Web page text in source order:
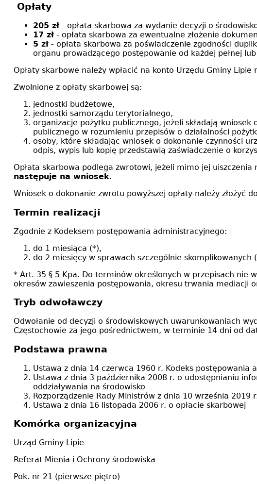
Opłaty
205 zł - opłata skarbowa za wydanie decyzji o
17 zł - opłata skarbowa za ewentualne złożenie
5 zł - opłata skarbowa za poświadczenie zgodności
organu prowadzącego postępowanie od każdej pełnej
Opłaty skarbowe należy wpłacić na konto Urzędu Gminy Lipie
Zwolnione z opłaty skarbowej są:
jednostki budżetowe,
jednostki samorządu terytorialnego,
organizacje pożytku publicznego, jeżeli składają wniosek
publicznego w rozumieniu przepisów o działalności
osoby, które składając wniosek o dokonanie czynności
odpis, wypis lub kopię przedstawią zaświadczenie o
Opłata skarbowa podlega zwrotowi, jeżeli mimo jej
następuje na wniosek.
Wniosek o dokonanie zwrotu powyższej opłaty należy złożyć
Termin realizacji
Zgodnie z Kodeksem postępowania administracyjnego:
do 1 miesiąca (*),
do 2 miesięcy w sprawach szczególnie skomplikowanych
* Art. 35 § 5 Kpa. Do terminów określonych w przepisach nie
okresów zawieszenia postępowania, okresu trwania mediacji
Tryb odwoławczy
Odwołanie od decyzji o środowiskowych uwarunkowaniach
Częstochowie za jego pośrednictwem, w terminie 14 dni od
Podstawa prawna
Ustawa z dnia 14 czerwca 1960 r. Kodeks postępowania
Ustawa z dnia 3 października 2008 r. o udostępnianiu
oddziaływania na środowisko
Rozporządzenie Rady Ministrów z dnia 10 września
Ustawa z dnia 16 listopada 2006 r. o opłacie skarbowej
Komórka organizacyjna
Urząd Gminy Lipie
Referat Mienia i Ochrony środowiska
Pok. nr 21 (pierwsze piętro)